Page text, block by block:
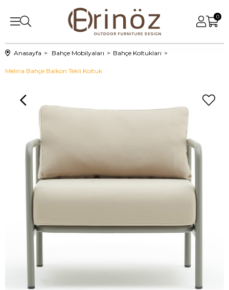
0
Anasayfa Bahçe Mobilyaları Bahçe Koltukları
Melina Bahçe Balkon Tekli Koltuk